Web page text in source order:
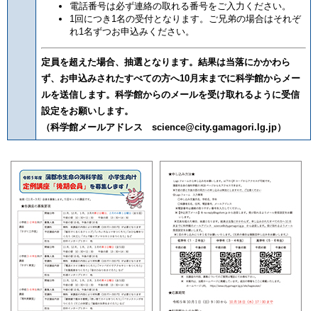
電話番号は必ず連絡の取れる番号をご入力ください。
1回につき1名の受付となります。ご兄弟の場合はそれぞ
れ1名ずつお申込みください。
定員を超えた場合、抽選となります。結果は当落にかかわら
ず、お申込みされたすべての方へ10月末までに科学館からメー
ルを送信します。科学館からのメールを受け取れるように受信
設定をお願いします。
（科学館メールアドレス science@city.gamagori.lg.jp）